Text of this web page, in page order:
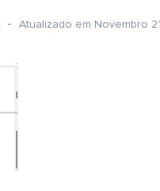
Atualizado em Novembro